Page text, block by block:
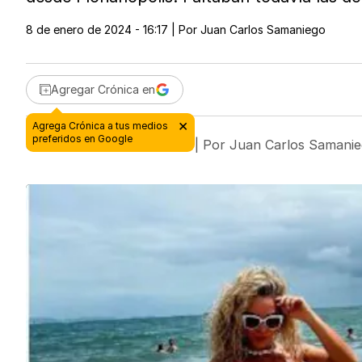
8 de enero de 2024 - 16:17 | Por Juan Carlos Samaniego
Agregar Crónica en
8 de enero de 2024 - 16:17 | Por Juan Carlos